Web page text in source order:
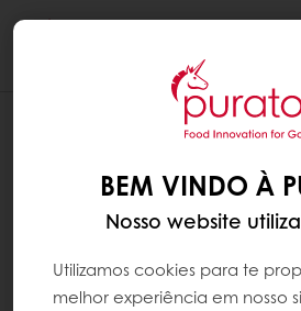
BEM VINDO À
Nosso website
Utilizamos cookies para te
melhor experiência em nosso